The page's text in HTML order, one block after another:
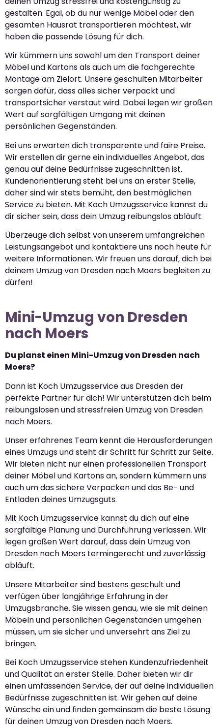
gestalten. Egal, ob du nur wenige Möbel oder den
gesamten Hausrat transportieren möchtest, wir
haben die passende Lösung für dich.
Wir kümmern uns sowohl um den Transport deiner
Möbel und Kartons als auch um die fachgerechte
Montage am Zielort. Unsere geschulten Mitarbeiter
sorgen dafür, dass alles sicher verpackt und
transportsicher verstaut wird. Dabei legen wir großen
Wert auf sorgfältigen Umgang mit deinen
persönlichen Gegenständen.
Bei uns erwarten dich transparente und faire Preise.
Wir erstellen dir gerne ein individuelles Angebot, das
genau auf deine Bedürfnisse zugeschnitten ist.
Kundenorientierung steht bei uns an erster Stelle,
daher sind wir stets bemüht, den bestmöglichen
Service zu bieten. Mit Koch Umzugsservice kannst du
dir sicher sein, dass dein Umzug reibungslos abläuft.
Überzeuge dich selbst von unserem umfangreichen
Leistungsangebot und kontaktiere uns noch heute für
weitere Informationen. Wir freuen uns darauf, dich bei
deinem Umzug von Dresden nach Moers begleiten zu
dürfen!
Mini-Umzug von Dresden
nach Moers
Du planst einen Mini-Umzug von Dresden nach
Moers?
Dann ist Koch Umzugsservice aus Dresden der
perfekte Partner für dich! Wir unterstützen dich beim
reibungslosen und stressfreien Umzug von Dresden
nach Moers.
Unser erfahrenes Team kennt die Herausforderungen
eines Umzugs und steht dir Schritt für Schritt zur Seite.
Wir bieten nicht nur einen professionellen Transport
deiner Möbel und Kartons an, sondern kümmern uns
auch um das sichere Verpacken und das Be- und
Entladen deines Umzugsguts.
Mit Koch Umzugsservice kannst du dich auf eine
sorgfältige Planung und Durchführung verlassen. Wir
legen großen Wert darauf, dass dein Umzug von
Dresden nach Moers termingerecht und zuverlässig
abläuft.
Unsere Mitarbeiter sind bestens geschult und
verfügen über langjährige Erfahrung in der
Umzugsbranche. Sie wissen genau, wie sie mit deinen
Möbeln und persönlichen Gegenständen umgehen
müssen, um sie sicher und unversehrt ans Ziel zu
bringen.
Bei Koch Umzugsservice stehen Kundenzufriedenheit
und Qualität an erster Stelle. Daher bieten wir dir
einen umfassenden Service, der auf deine individuellen
Bedürfnisse zugeschnitten ist. Wir gehen auf deine
Wünsche ein und finden gemeinsam die beste Lösung
für deinen Umzug von Dresden nach Moers.